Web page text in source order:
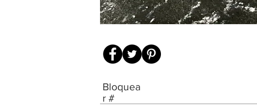
Bloquea
r #